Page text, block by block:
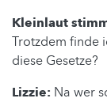
Kleinlaut
Trotzdem finde
diese Gesetze?
Lizzie: Na wer